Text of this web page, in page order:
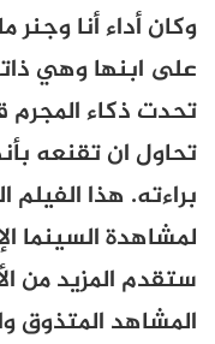
وكان أداء أنا
على ابنها وهي
تحدت ذكاء
تحاول ان تقنعه
براءته. هذا
لمشاهدة السينما
ستقدم المزيد من
المشاهد المتذوق